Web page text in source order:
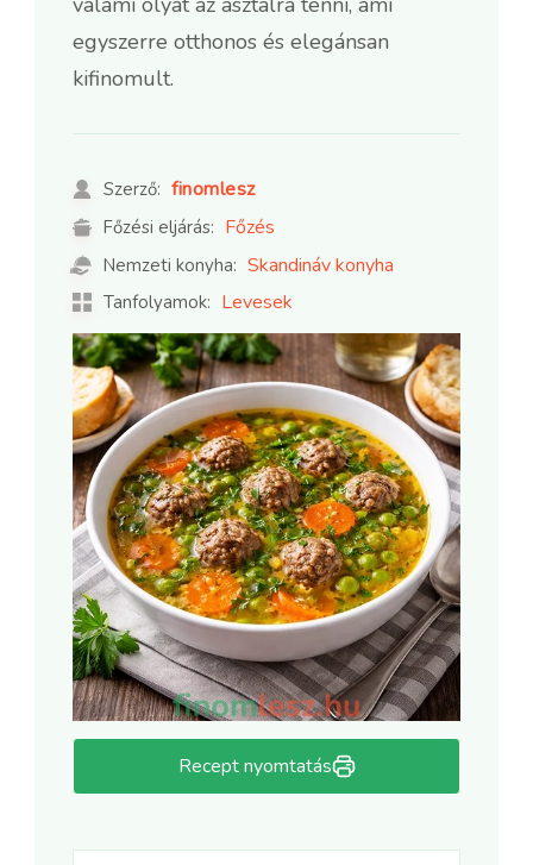
egyszerre otthonos és elegánsan
kifinomult.
Szerző: finomlesz
Főzési eljárás: Főzés
Nemzeti konyha: Skandináv konyha
Tanfolyamok: Levesek
Recept nyomtatás